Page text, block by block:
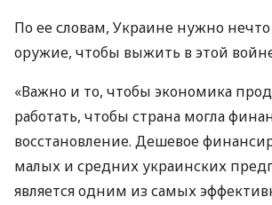
По ее словам, Украине нужно
оружие, чтобы выжить в этой
«Важно и то, чтобы экономика
работать, чтобы страна могла
восстановление. Дешевое
малых и средних украинских
является одним из самых